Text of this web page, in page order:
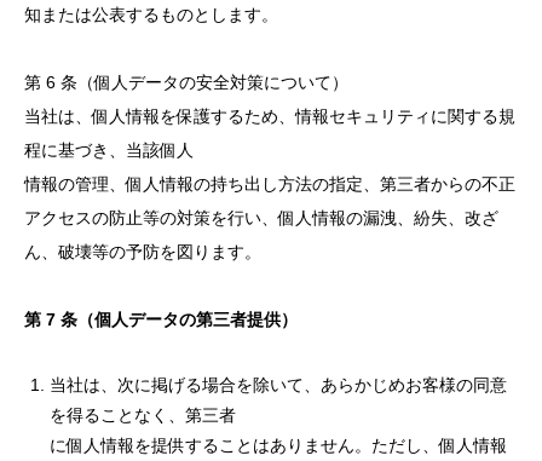
知または公表するものとします。
第 6 条（個人データの安全対策について）
当社は、個人情報を保護するため、情報セキュリティに関する規
程に基づき、当該個人
情報の管理、個人情報の持ち出し方法の指定、第三者からの不正
アクセスの防止等の対策を行い、個人情報の漏洩、紛失、改ざ
ん、破壊等の予防を図ります。
第 7 条（個人データの第三者提供）
当社は、次に掲げる場合を除いて、あらかじめお客様の同意
を得ることなく、第三者
に個人情報を提供することはありません。ただし、個人情報